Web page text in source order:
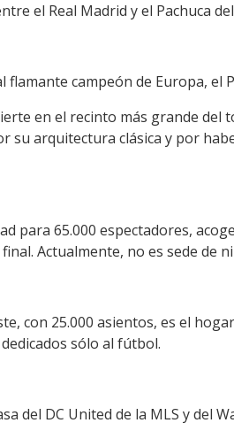
el Real Madrid y el Pachuca
campeón de Europa, el
en el recinto más grande del
su arquitectura clásica y por
para 65.000 espectadores,
Actualmente, no es sede de
con 25.000 asientos, es el
sólo al fútbol.
del DC United de la MLS y del